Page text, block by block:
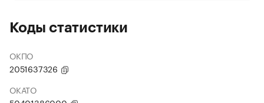
Коды статистики
ОКПО
2051637326
ОКАТО